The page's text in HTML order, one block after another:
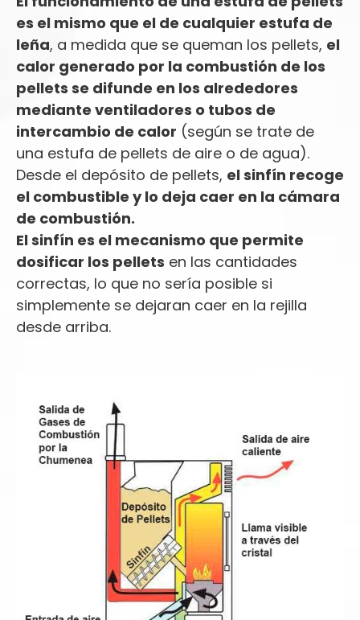
es el mismo que el de cualquier estufa de
leña, a medida que se queman los pellets, el
calor generado por la combustión de los
pellets se difunde en los alrededores
mediante ventiladores o tubos de
intercambio de calor (según se trate de
una estufa de pellets de aire o de agua).
Desde el depósito de pellets, el sinfín recoge
el combustible y lo deja caer en la cámara
de combustión.
El sinfín es el mecanismo que permite
dosificar los pellets en las cantidades
correctas, lo que no sería posible si
simplemente se dejaran caer en la rejilla
desde arriba.